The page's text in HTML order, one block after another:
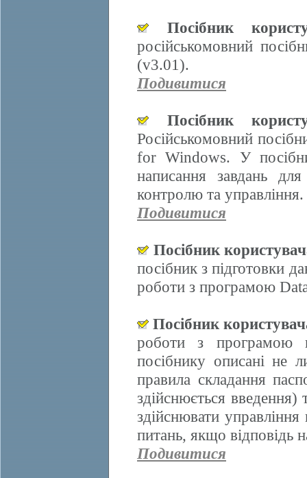
Посібник
російськомовний
(v3.01).
Подивитися
Посібник
Російськомовний
for Windows. У
написання завдань
контролю та управління.
Подивитися
Посібник
посібник з підготовки
роботи з програмою
Посібник
роботи з програмою
посібнику описані не
правила складання
здійснюється
здійснювати
питань, якщо відповідь
Подивитися